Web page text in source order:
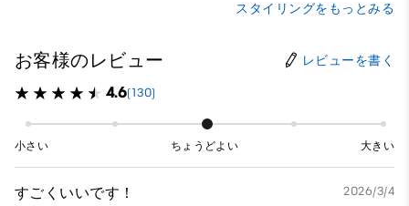
スタイリングをもっとみる
お客様のレビュー レビューを書く
4.6(130)
小さい ちょうどよい 大きい
すごくいいです！ 2026/3/4